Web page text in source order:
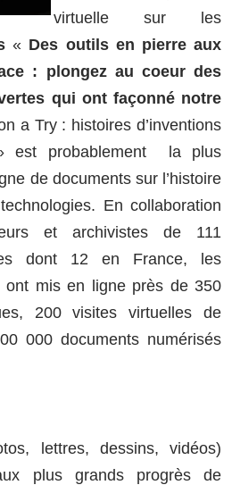
virtuelle sur les
« Des outils en pierre aux
: plongez au coeur des
qui ont façonné notre
a Try : histoires d’inventions
est probablement la plus
de documents sur l’histoire
En collaboration
et archivistes de 111
dont 12 en France, les
ont mis en ligne près de 350
200 visites virtuelles de
000 documents numérisés
lettres, dessins, vidéos)
plus grands progrès de